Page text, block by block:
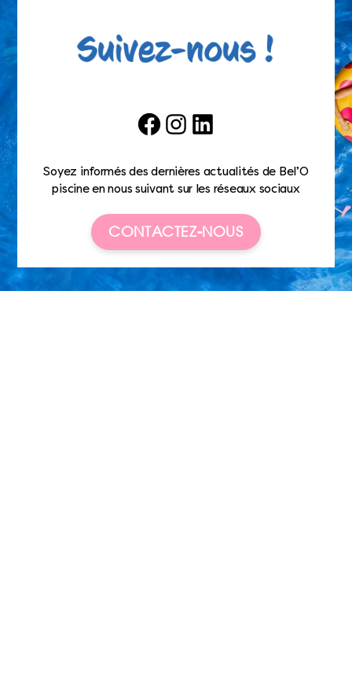
FacebookInstagramLinkedIn
Soyez informés des dernières actualités de Bel’O
piscine en nous suivant sur les réseaux sociaux
CONTACTEZ-NOUS